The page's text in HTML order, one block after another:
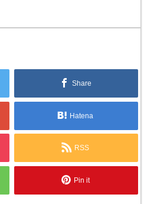
Share
Hatena
RSS
Pin it